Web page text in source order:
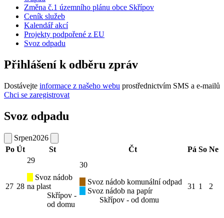
Změna č.1 územního plánu obce Skřípov
Ceník služeb
Kalendář akcí
Projekty podpořené z EU
Svoz odpadu
Přihlášení k odběru zpráv
Dostávejte informace z našeho webu prostřednictvím SMS a e-mailů
Chci se zaregistrovat
Svoz odpadu
Srpen2026
Po Út St Čt Pá So Ne
27 28
29
Svoz nádob
na plast
Skřípov -
od domu
30
Svoz nádob komunální odpad
Svoz nádob na papír
Skřípov - od domu
31 1 2